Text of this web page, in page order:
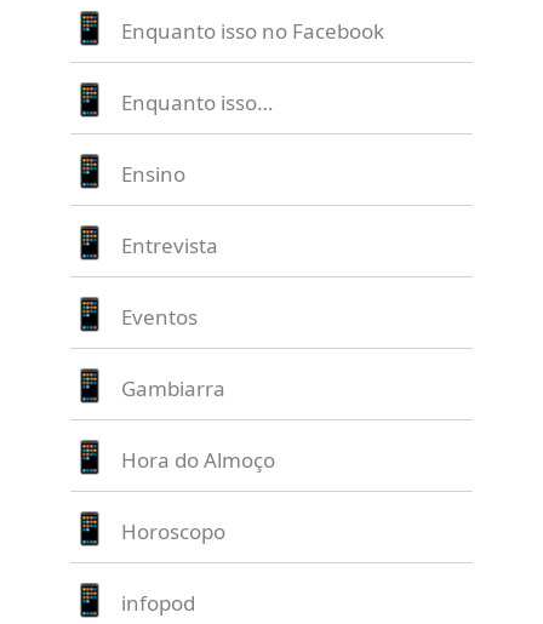
Enquanto isso no Facebook
Enquanto isso…
Ensino
Entrevista
Eventos
Gambiarra
Hora do Almoço
Horoscopo
infopod